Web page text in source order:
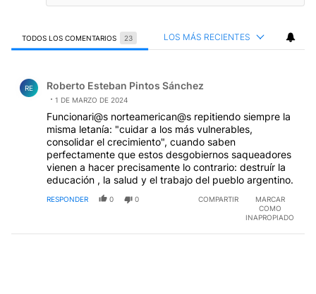
TODOS LOS COMENTARIOS 23 LOS MÁS RECIENTES
RE Roberto Esteban Pintos Sánchez
1 DE MARZO DE 2024
Funcionari@s norteamerican@s repitiendo siempre la
misma letanía: "cuidar a los más vulnerables,
consolidar el crecimiento", cuando saben
perfectamente que estos desgobiernos saqueadores
vienen a hacer precisamente lo contrario: destruír la
educación , la salud y el trabajo del pueblo argentino.
RESPONDER 0 0 COMPARTIR
MARCAR
COMO
INAPROPIADO